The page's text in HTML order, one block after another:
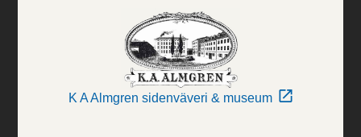
K A Almgren sidenväveri & museum